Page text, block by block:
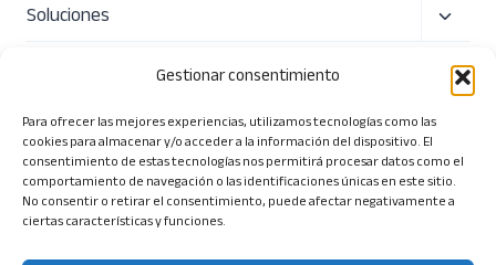
Gestionar consentimiento
Para ofrecer las mejores experiencias, utilizamos tecnologías como las
cookies para almacenar y/o acceder a la información del dispositivo. El
consentimiento de estas tecnologías nos permitirá procesar datos como el
comportamiento de navegación o las identificaciones únicas en este sitio.
No consentir o retirar el consentimiento, puede afectar negativamente a
ciertas características y funciones.
hijo
Soluciones
hijo
Sobre nosotros
Herramientas
menú